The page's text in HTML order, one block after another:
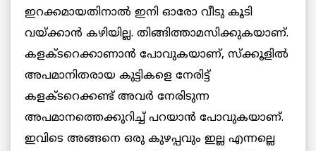
ഇറക്കമായതിനാല്‍ ഇനി ഓരോ വീടു കൂടി
വയ്ക്കാന്‍ കഴിയില്ല. തിങ്ങിത്താമസിക്കുകയാണ്.
കളക്ടറെക്കാണാന്‍ പോവുകയാണ്, സ്‌ക്കൂളില്‍
അപമാനിതരായ കുട്ടികളെ നേരിട്ട്
കളക്ടറെക്കണ്ട് അവര്‍ നേരിടുന്ന
അപമാനത്തെക്കുറിച്ച് പറയാന്‍ പോവുകയാണ്.
ഇവിടെ അങ്ങനെ ഒരു കുഴപ്പവും ഇല്ല എന്നല്ലെ